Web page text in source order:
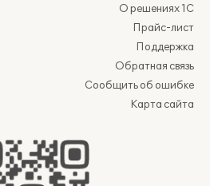
О решениях 1С
Прайс-лист
Поддержка
Обратная связь
Сообщить об ошибке
Карта сайта